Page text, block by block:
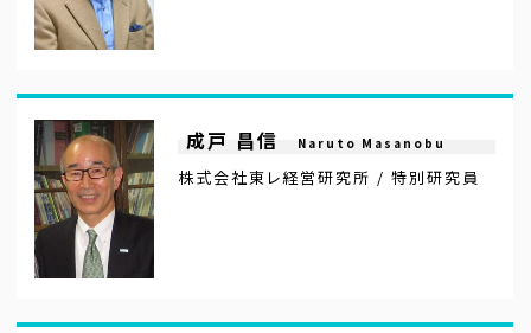
成戸 昌信 Naruto Masanobu
株式会社東レ経営研究所 / 特別研究員